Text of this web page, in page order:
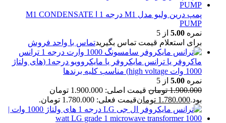
پمپ درین ولیو مدل M1 درجه 1 ا M1 CONDENSATE
PUMP
نمره 5.00 از 5
برای استعلام قیمت تماس بگیریدتماس با واحد فروش
ترانس
ماکروفر یا ترانس مایکروفر یا مایکروویو درجه1 (های ولتاژ
1000 وات high voltage) مناسب کلیه برندها
نمره 5.00 از 5
1.900.000 تومان
قیمت اصلی: 1.900.000 تومان
بود.1.780.000 تومانقیمت فعلی: 1.780.000 تومان.